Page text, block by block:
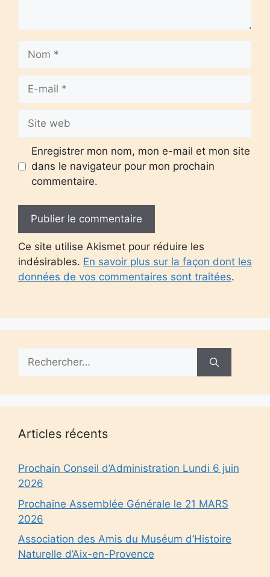
Nom
Site
web
Enregistrer mon nom, mon e-mail et mon site
dans le navigateur pour mon prochain
commentaire.
Ce site utilise Akismet pour réduire les
indésirables. En savoir plus sur la façon dont les
données de vos commentaires sont traitées.
Rechercher :
Articles récents
Prochain Conseil d’Administration Lundi 6 juin
2026
Prochaine Assemblée Générale le 21 MARS
2026
Association des Amis du Muséum d’Histoire
Naturelle d’Aix-en-Provence